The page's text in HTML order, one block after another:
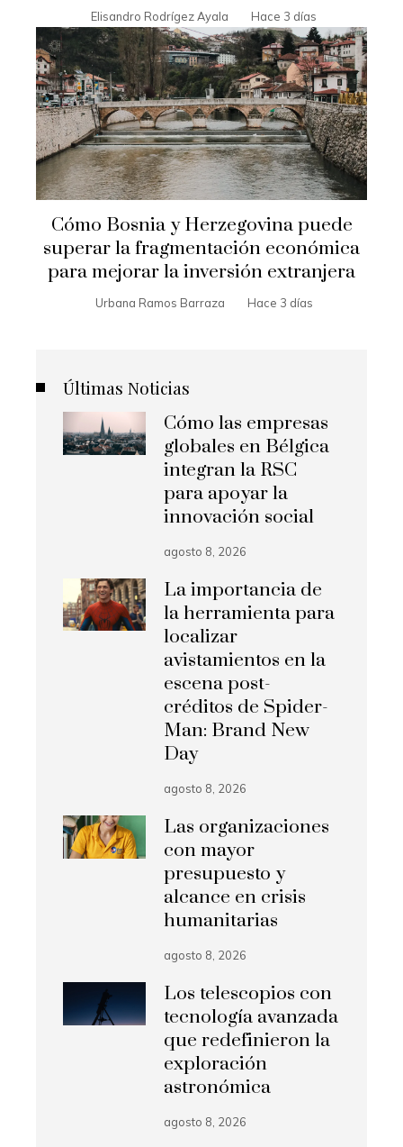
Elisandro Rodrígez Ayala Hace 3 días
Cómo Bosnia y Herzegovina puede
superar la fragmentación económica
para mejorar la inversión extranjera
Urbana Ramos Barraza Hace 3 días
Últimas Noticias
Cómo las empresas
globales en Bélgica
integran la RSC
para apoyar la
innovación social
agosto 8, 2026
La importancia de
la herramienta para
localizar
avistamientos en la
escena post-
créditos de Spider-
Man: Brand New
Day
agosto 8, 2026
Las organizaciones
con mayor
presupuesto y
alcance en crisis
humanitarias
agosto 8, 2026
Los telescopios con
tecnología avanzada
que redefinieron la
exploración
astronómica
agosto 8, 2026